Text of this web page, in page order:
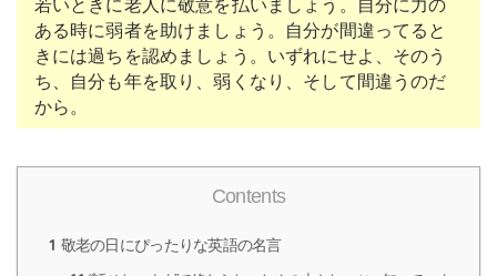
若いときに老人に敬意を払いましょう。自分に力の
ある時に弱者を助けましょう。自分が間違ってると
きには過ちを認めましょう。いずれにせよ、そのう
ち、自分も年を取り、弱くなり、そして間違うのだ
から。
Contents
1 敬老の日にぴったりな英語の名言